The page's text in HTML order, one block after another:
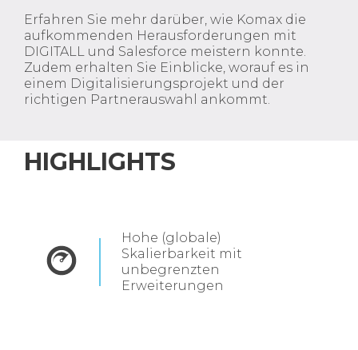
Erfahren Sie mehr darüber, wie Komax die
aufkommenden Herausforderungen mit
DIGITALL und Salesforce meistern konnte.
Zudem erhalten Sie Einblicke, worauf es in
einem Digitalisierungsprojekt und der
richtigen Partnerauswahl ankommt.
HIGHLIGHTS
Hohe (globale)
Skalierbarkeit mit
unbegrenzten
Erweiterungen